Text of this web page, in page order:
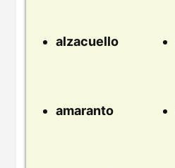
alzacuello
amaranto